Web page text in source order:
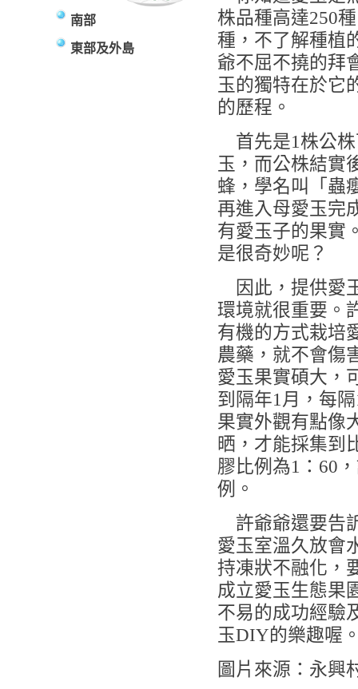
南部
東部及外島
株品種高達250
種，不了解種植
爺不屈不撓的拜
玉的獨特在於它
的歷程。
首先是1株公株
玉，而公株結實
蜂，學名叫「蟲
再進入母愛玉完
有愛玉子的果實
是很奇妙呢？
因此，提供愛
環境就很重要。
有機的方式栽培
農藥，就不會傷
愛玉果實碩大，
到隔年1月，每
果實外觀有點像
晒，才能採集到
膠比例為1：60
例。
許爺爺還要告
愛玉室溫久放會
持凍狀不融化，
成立愛玉生態果
不易的成功經驗
玉DIY的樂趣喔
圖片來源：永興